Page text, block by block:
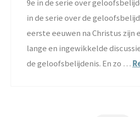
9e in de serie over
in de serie over de
eerste eeuwen na Christus zijn
lange en ingewikkelde
de geloofsbelijdenis. En zo …